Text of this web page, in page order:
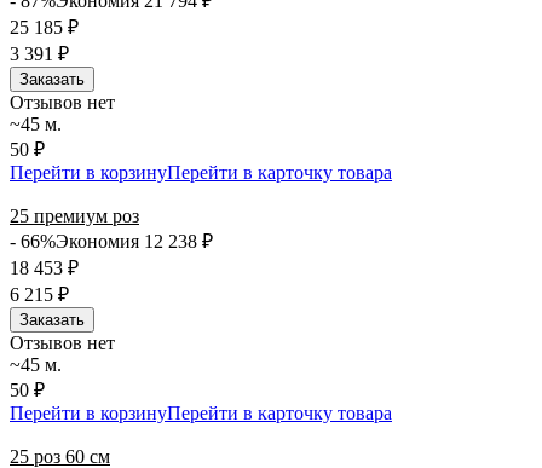
25 185 ₽
3 391 ₽
Заказать
Отзывов нет
~45 м.
50 ₽
Перейти в корзинуПерейти в карточку товара
25 премиум роз
- 66%Экономия 12 238 ₽
18 453 ₽
6 215 ₽
Заказать
Отзывов нет
~45 м.
50 ₽
Перейти в корзинуПерейти в карточку товара
25 роз 60 см